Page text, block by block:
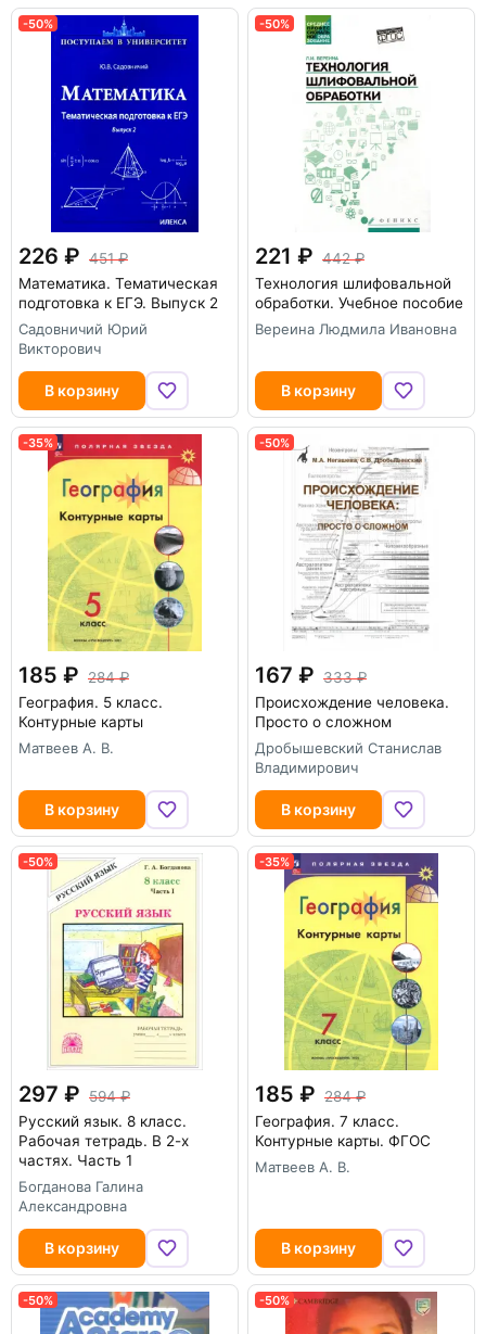
-50%
226
451
Математика. Тематическая
подготовка к ЕГЭ. Выпуск 2
Садовничий Юрий
Викторович
В корзину
-50%
221
442
Технология шлифовальной
обработки. Учебное пособие
Вереина Людмила Ивановна
В корзину
-35%
185
284
География. 5 класс.
Контурные карты
Матвеев А. В.
В корзину
-50%
167
333
Происхождение человека.
Просто о сложном
Дробышевский Станислав
Владимирович
В корзину
-50%
297
594
Русский язык. 8 класс.
Рабочая тетрадь. В 2-х
частях. Часть 1
Богданова Галина
Александровна
В корзину
-35%
185
284
География. 7 класс.
Контурные карты. ФГОС
Матвеев А. В.
В корзину
-50% -50%